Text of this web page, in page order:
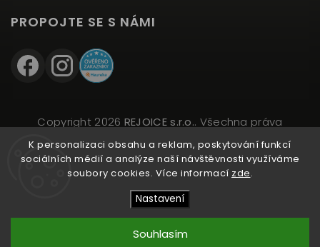
K personalizaci obsahu a reklam, poskytování funkcí
sociálních médií a analýze naší návštěvnosti využíváme
soubory cookies. Více informací zde.
Nastavení
Souhlasím
PROPOJTE SE S NÁMI
Copyright 2026 REJOICE s.r.o.. Všechna práva
vyhrazena.
Upravit nastavení cookies
VytvořilShoptet| DesignShoptak.cz